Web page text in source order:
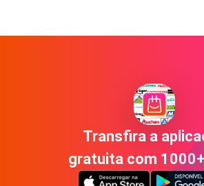
Transfira a
gratuita com